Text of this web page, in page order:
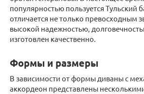
популярностью пользуется Тульский
отличается не только превосходным
высокой надежностью,
изготовлен качественно.
Формы и размеры
В зависимости от формы диваны с
аккордеон представлены